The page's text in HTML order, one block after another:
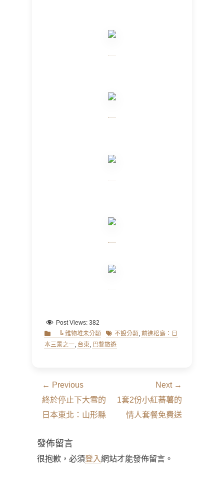
Post Views: 382
Categories
╚ 雜物堆未分類 Tags不設分類, 前進松島：日
本三景之一, 台東, 巴黎旅遊
文
章
導
覽
← Previous
Previous
post:
終於停止下大雪的
日本東北：山形縣
Next →
Next
post:
1套2份小紅蕃薯的
情人套餐免費送
發佈留言
很抱歉，必須登入網站才能發佈留言。